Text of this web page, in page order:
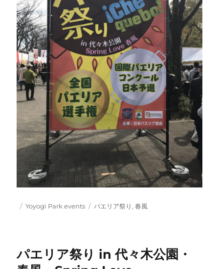
Posted
Categories
Yoyogi Park events Tags
パエリア祭り ,春風
パエリア祭り in 代々木公園・